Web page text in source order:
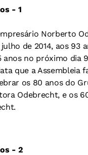
- 1
Norberto
de 2014, aos 93
anos no próximo dia
que a Assembleia
os 80 anos do
Odebrecht, e os
- 2